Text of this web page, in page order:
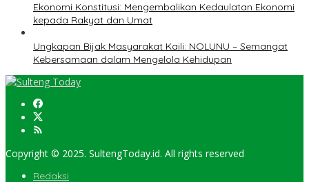
Ekonomi Konstitusi: Mengembalikan Kedaulatan Ekonomi
kepada Rakyat dan Umat
Ungkapan Bijak Masyarakat Kaili: NOLUNU – Semangat
Kebersamaan dalam Mengelola Kehidupan
Copyright © 2025. SultengToday.id. All rights reserved
Redaksi